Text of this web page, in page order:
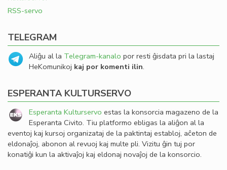
RSS-servo
TELEGRAM
Aliĝu al la Telegram-kanalo por resti ĝisdata pri la lastaj
HeKomunikoj kaj por komenti ilin.
ESPERANTA KULTURSERVO
Esperanta Kulturservo estas la konsorcia magazeno de la
Esperanta Civito. Tiu platformo ebligas la aliĝon al la
eventoj kaj kursoj organizataj de la paktintaj establoj, aĉeton de
eldonaĵoj, abonon al revuoj kaj multe pli. Vizitu ĝin tuj por
konatiĝi kun la aktivaĵoj kaj eldonaj novaĵoj de la konsorcio.